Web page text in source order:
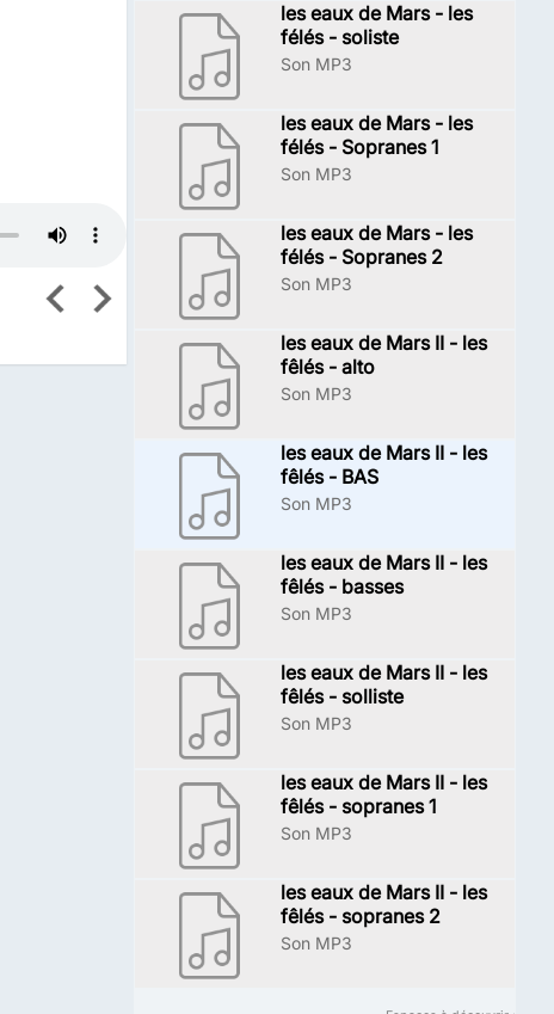
les eaux de Mars - les
félés - soliste
Son MP3
les eaux de Mars - les
félés - Sopranes 1
Son MP3
les eaux de Mars - les
félés - Sopranes 2
Son MP3
les eaux de Mars II - les
fêlés - alto
Son MP3
les eaux de Mars II - les
fêlés - BAS
Son MP3
les eaux de Mars II - les
fêlés - basses
Son MP3
les eaux de Mars II - les
fêlés - solliste
Son MP3
les eaux de Mars II - les
fêlés - sopranes 1
Son MP3
les eaux de Mars II - les
fêlés - sopranes 2
Son MP3